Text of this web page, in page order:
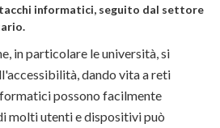
informatici, seguito dal settore
in particolare le università, si
dando vita a reti
possono facilmente
molti utenti e dispositivi può